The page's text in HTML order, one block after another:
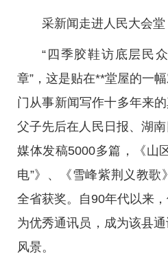
采新闻走进人民大会堂
“四季胶鞋访底层民
章”，这是贴在**堂屋的一
门从事新闻写作十多年来
父子先后在人民日报、湖
媒体发稿5000多篇，《山
电”》、《雪峰紫荆义教歌
全省获奖。自90年代以来
为优秀通讯员，成为该县
风景。